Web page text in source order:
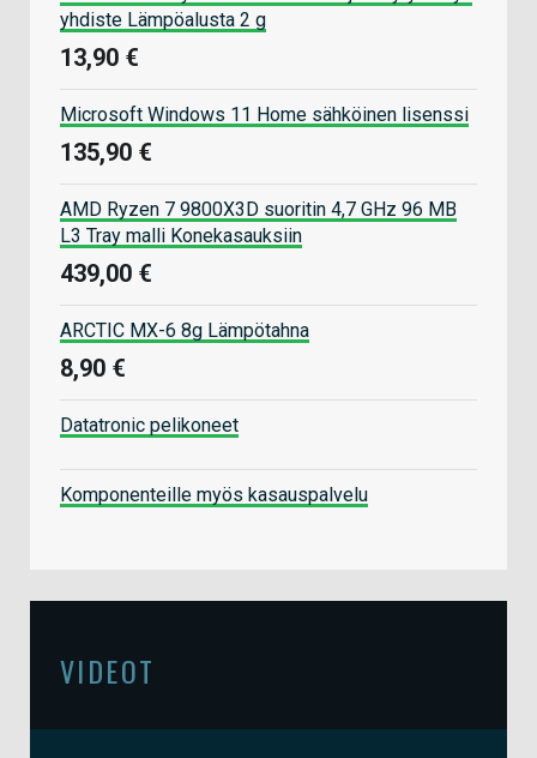
yhdiste Lämpöalusta 2 g
13,90 €
Microsoft Windows 11 Home sähköinen lisenssi
135,90 €
AMD Ryzen 7 9800X3D suoritin 4,7 GHz 96 MB
L3 Tray malli Konekasauksiin
439,00 €
ARCTIC MX-6 8g Lämpötahna
8,90 €
Datatronic pelikoneet
Komponenteille myös kasauspalvelu
VIDEOT